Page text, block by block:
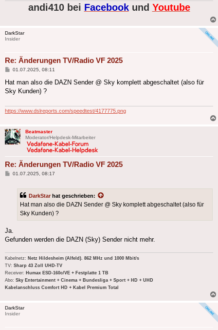
andi410 bei Facebookund Youtube
DarkStar
Insider
Re: Änderungen TV/Radio VF 2025
Beitrag
01.07.2025, 08:11
Hat man also die DAZN Sender @ Sky komplett abgeschaltet (also für
Sky Kunden) ?
https://www.dslreports.com/speedtest/4177775.png
Beatmaster
Moderator/Helpdesk-Mitarbeiter
Re: Änderungen TV/Radio VF 2025
Beitrag
01.07.2025, 08:17
DarkStar hat geschrieben:
Hat man also die DAZN Sender @ Sky komplett abgeschaltet (also für
Sky Kunden) ?
Ja.
Gefunden werden die DAZN (Sky) Sender nicht mehr.
Kabelnetz: Netz Hildesheim (Alfeld). 862 MHz und 1000 Mbit/s
TV: Sharp 43 Zoll UHD-TV
Receiver: Humax ESD-160c/VE + Festplatte 1 TB
Abo: Sky Entertainment + Cinema + Bundesliga + Sport + HD + UHD
Kabelanschluss Comfort HD + Kabel Premium Total
DarkStar
Insider